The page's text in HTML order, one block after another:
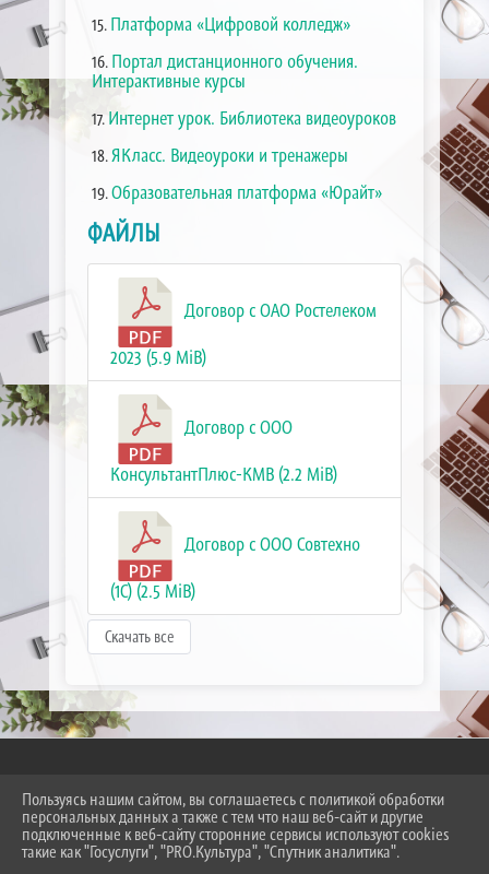
15. Платформа «Цифровой колледж»
16. Портал дистанционного обучения.
Интерактивные курсы
17. Интернет урок. Библиотека видеоуроков
18.ЯКласс. Видеоуроки и тренажеры
19.Образовательная платформа «Юрайт»
ФАЙЛЫ
Договор с ОАО Ростелеком
2023 (5.9 MiB)
Договор с ООО
КонсультантПлюс-КМВ (2.2 MiB)
Договор с ООО Совтехно
(1С) (2.5 MiB)
Скачать все
2026 Г. SKT-ESSENTUKI.RU
ВХОД
КАРТА САЙТА
Пользуясь нашим сайтом, вы соглашаетесь с политикой обработки
персональных данных а также с тем что наш веб-сайт и другие
подключенные к веб-сайту сторонние сервисы используют cookies
такие как "Госуслуги", "PRO.Культура", "Спутник аналитика".